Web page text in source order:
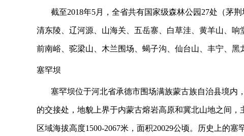
截至2018年5月，全省共有国家级森林公园 27处（茅荆
清东陵、辽河源、山海关、五岳寨、白草洼、黄羊山、
前南峪、驼梁山、木兰围场、蝎子沟、仙台山、丰宁、黑
塞罕坝
塞罕坝位于河北省承德市围场满族蒙古族自治县境内
的交接处，地貌上界于内蒙古熔岩高原和冀北山地之间，
区域海拔高度1500-2067米，面积20029公顷。历史上的塞